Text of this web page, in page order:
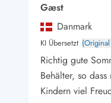
Schwimmhallen und
Golfen in Dänemark
Fitnesscenter in Dänemark
Fahrradfahren in Dänemark
Reiten in Dänemark
Surfen in Dänemark
Wandern in Dänemark
Gæst
Danmark
KI Übersetzt
Richtig gute
Behälter, so
Kindern viel